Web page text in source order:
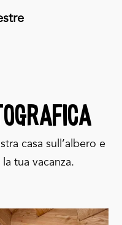
casa sull’albero e
tua vacanza.